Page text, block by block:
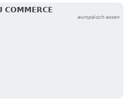
COMMERCE
europäisch essen